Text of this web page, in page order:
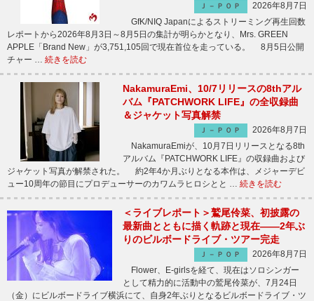
Ｊ－ＰＯＰ
2026年8月7日
GfK/NIQ Japanによるストリーミング再生回数
レポートから2026年8月3日～8月5日の集計が明らかとなり、Mrs. GREEN
APPLE「Brand New」が3,751,105回で現在首位を走っている。 8月5日公開
チャー … 続きを読む
NakamuraEmi、10/7リリースの8thアル
バム『PATCHWORK LIFE』の全収録曲
＆ジャケット写真解禁
Ｊ－ＰＯＰ
2026年8月7日
NakamuraEmiが、10月7日リリースとなる8th
アルバム『PATCHWORK LIFE』の収録曲および
ジャケット写真が解禁された。 約2年4か月ぶりとなる本作は、メジャーデビ
ュー10周年の節目にプロデューサーのカワムラヒロシとと … 続きを読む
＜ライブレポート＞鷲尾伶菜、初披露の
最新曲とともに描く軌跡と現在――2年ぶ
りのビルボードライブ・ツアー完走
Ｊ－ＰＯＰ
2026年8月7日
Flower、E-girlsを経て、現在はソロシンガー
として精力的に活動中の鷲尾伶菜が、7月24日
（金）にビルボードライブ横浜にて、自身2年ぶりとなるビルボードライブ・ツ